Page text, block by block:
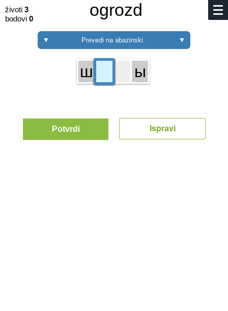
životi 3
bodovi 0 ogrozd
▼ Prevedi na abazinski. ▼